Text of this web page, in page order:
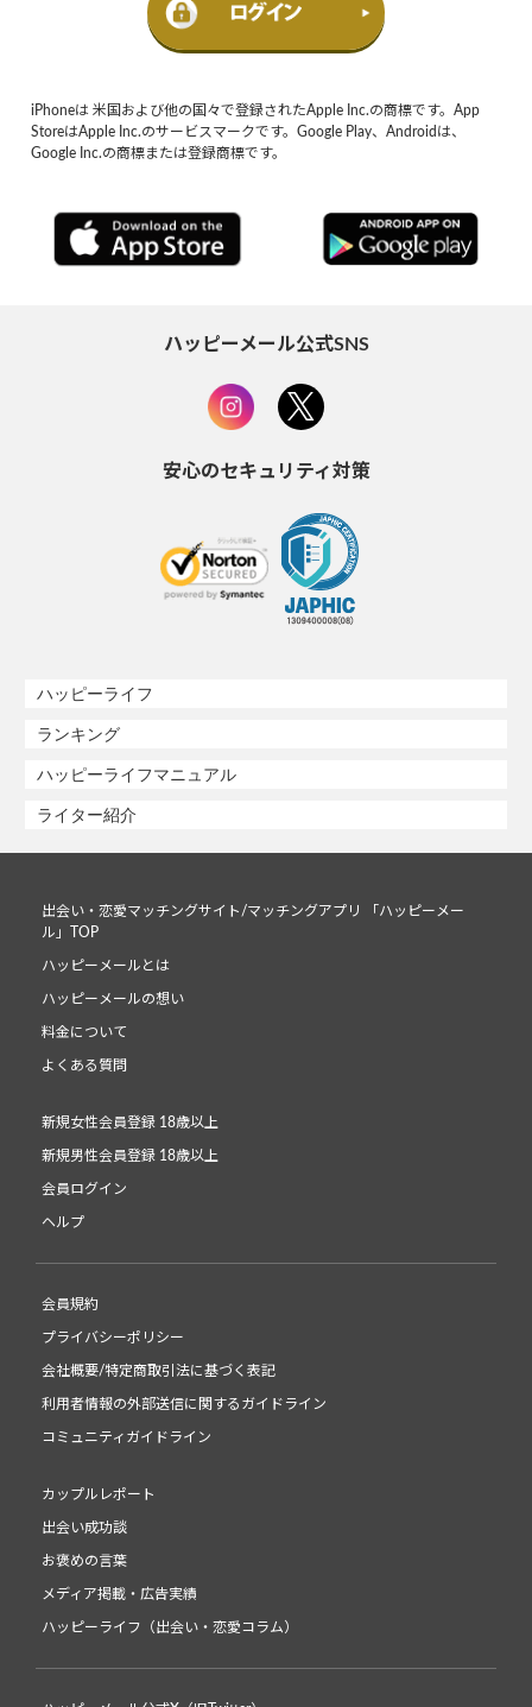
iPhoneは 米国および他の国々で登録されたApple Inc.の商標です。App
StoreはApple Inc.のサービスマークです。Google Play、Androidは、
Google Inc.の商標または登録商標です。
ハッピーメール公式SNS
安心のセキュリティ対策
ハッピーライフ
ランキング
ハッピーライフマニュアル
ライター紹介
出会い・恋愛マッチングサイト/マッチングアプリ 「ハッピーメー
ル」TOP
ハッピーメールとは
ハッピーメールの想い
料金について
よくある質問
新規女性会員登録 18歳以上
新規男性会員登録 18歳以上
会員ログイン
ヘルプ
会員規約
プライバシーポリシー
会社概要/特定商取引法に基づく表記
利用者情報の外部送信に関するガイドライン
コミュニティガイドライン
カップルレポート
出会い成功談
お褒めの言葉
メディア掲載・広告実績
ハッピーライフ（出会い・恋愛コラム）